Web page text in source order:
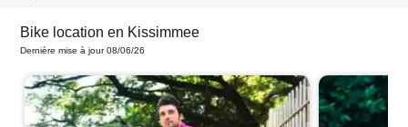
Bike location en Kissimmee
Dernière mise à jour 08/06/26